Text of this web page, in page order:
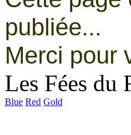
publiée...
Merci pour
Les Fées du
Blue Red Gold